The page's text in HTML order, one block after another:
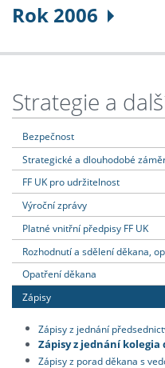
Rok 2006
Strategie a
Bezpečnost
Strategické a dlouhodobé
FF UK pro udržitelnost
Výroční zprávy
Platné vnitřní předpisy FF UK
Rozhodnutí a sdělení děkana,
Opatření děkana
Zápisy
Zápisy z jednání
Zápisy z jednání kolegia
Zápisy z porad děkana s